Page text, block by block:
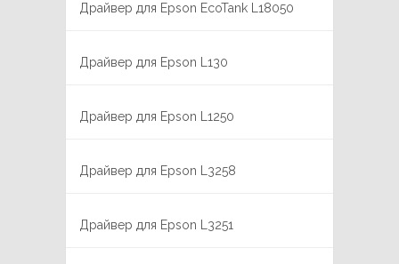
Драйвер для Epson EcoTank L18050
Драйвер для Epson L130
Драйвер для Epson L1250
Драйвер для Epson L3258
Драйвер для Epson L3251